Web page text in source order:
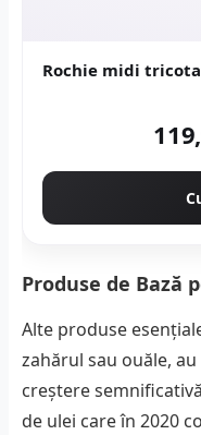
Rochie midi
Produse de Bază
Alte produse
zahărul sau ouăle,
creștere
de ulei care în 2020